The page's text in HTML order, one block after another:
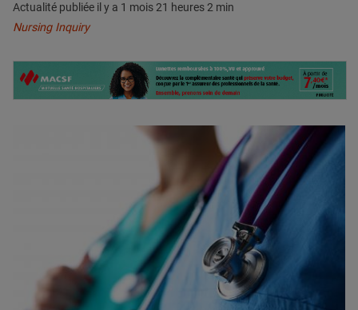
CRÉDITS
Actualité publiée il y a 1 mois 21 heures 2 min
Nursing Inquiry